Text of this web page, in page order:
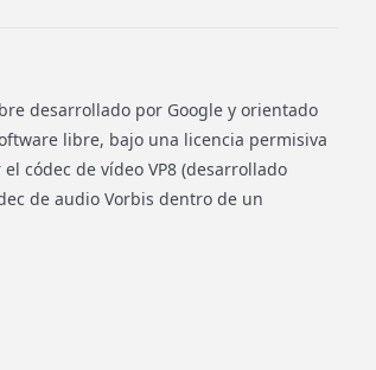
desarrollado por Google y orientado
libre, bajo una licencia permisiva
códec de vídeo VP8 (desarrollado
de audio Vorbis dentro de un